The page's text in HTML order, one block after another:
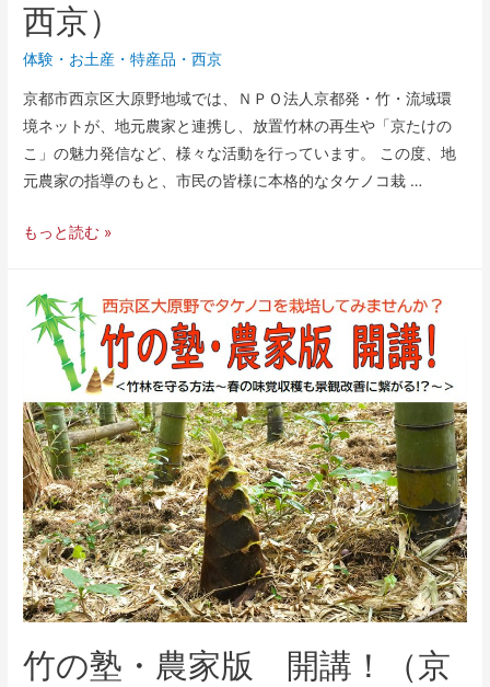
西京）
体験 ・ お土産・特産品 ・西京
京都市西京区大原野地域では、ＮＰＯ法人京都発・竹・流域環
境ネットが、地元農家と連携し、放置竹林の再生や「京たけの
こ」の魅力発信など、様々な活動を行っています。 この度、地
元農家の指導のもと、市民の皆様に本格的なタケノコ栽 …
もっと読む »
竹の塾・農家版 開講！（京